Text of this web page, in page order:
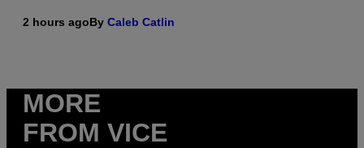
2 hours agoBy Caleb Catlin
MORE
FROM VICE